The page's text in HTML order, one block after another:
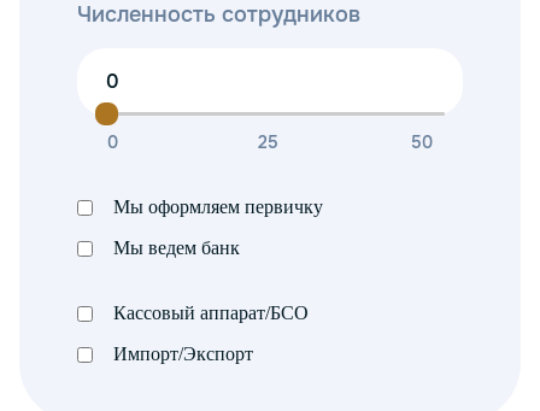
Численность сотрудников
0 25 50
Мы оформляем первичку
Мы ведем банк
Кассовый аппарат/БСО
Импорт/Экспорт